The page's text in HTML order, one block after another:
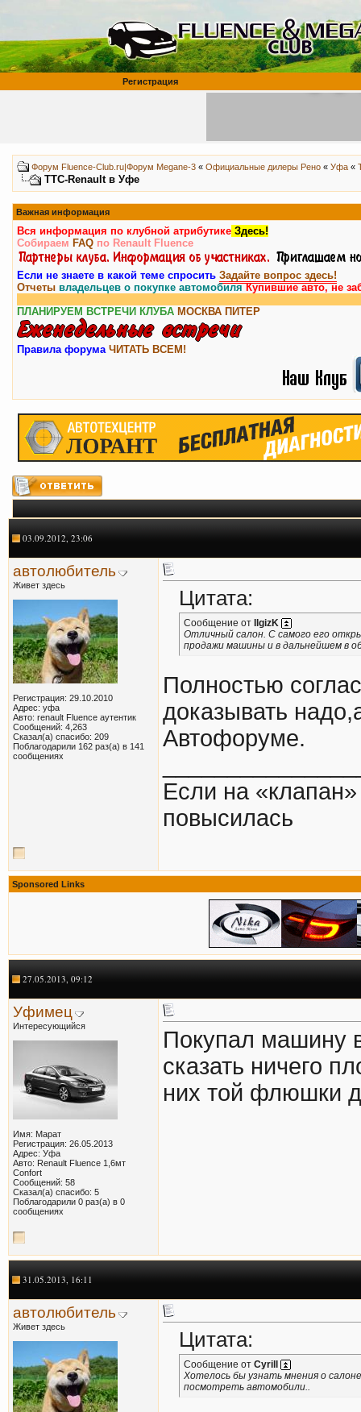
Регистрация
Форум Fluence-Club.ru|Форум Megane-3 « Официальные дилеры Рено « Уфа «
ТТС-Renault в Уфе
Важная информация
Вся информация по клубной атрибутике Здесь!
Собираем FAQ по Renault Fluence
Если не знаете в какой теме спросить Задайте вопрос здесь!
Отчеты владельцев о покупке автомобиляКупившие авто, не
ПЛАНИРУЕМ ВСТРЕЧИ КЛУБА МОСКВА ПИТЕР
Правила форума ЧИТАТЬ ВСЕМ!
03.09.2012, 23:06
автолюбитель
Живет здесь
Регистрация: 29.10.2010
Адрес: уфа
Авто: renault Fluence аутентик
Сообщений: 4,263
Сказал(а) спасибо: 209
Поблагодарили 162 раз(а) в 141
сообщениях
Цитата:
Сообщение от IlgizK
Отличный салон. С самого его
продажи машины и в дальнейшем в
Полностью
доказывать
Автофоруме.
Если на «клапан»
повысилась
Sponsored Links
27.05.2013, 09:12
Уфимец
Интересующийся
Имя: Марат
Регистрация: 26.05.2013
Адрес: Уфа
Авто: Renault Fluence 1,6мт
Confort
Сообщений: 58
Сказал(а) спасибо: 5
Поблагодарили 0 раз(а) в 0
сообщениях
Покупал машину
сказать ничего
них той флюшки
31.05.2013, 16:11
автолюбитель
Живет здесь
Цитата:
Сообщение от Cyrill
Хотелось бы узнать мнения о
посмотреть автомобили..